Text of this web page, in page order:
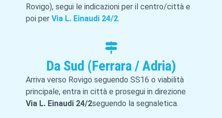
Rovigo), segui le indicazioni per il centro/città e
poi per Via L. Einaudi 24/2.
Da Sud (Ferrara / Adria)
Arriva verso Rovigo seguendo SS16 o viabilità
principale, entra in città e prosegui in direzione
Via L. Einaudi 24/2seguendo la segnaletica.